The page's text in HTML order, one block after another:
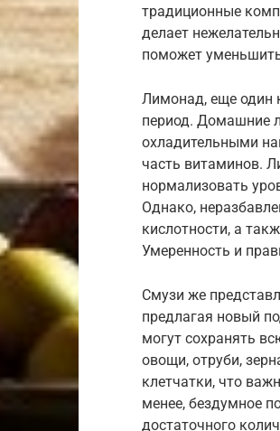
традиционные
делает
поможет уменьшить
Лимонад, еще один
период. Домашние
охладительными
часть витаминов.
нормализовать
Однако,
кислотности, а
Умеренность и
Смузи же
предлагая новый
могут сохранять
овощи, отруби,
клетчатки, что
менее, бездумное
достаточного